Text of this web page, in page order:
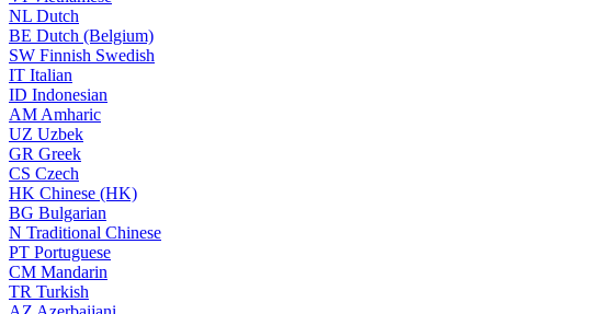
NL Dutch
BE Dutch (Belgium)
SW Finnish Swedish
IT Italian
ID Indonesian
AM Amharic
UZ Uzbek
GR Greek
CS Czech
HK Chinese (HK)
BG Bulgarian
N Traditional Chinese
PT Portuguese
CM Mandarin
TR Turkish